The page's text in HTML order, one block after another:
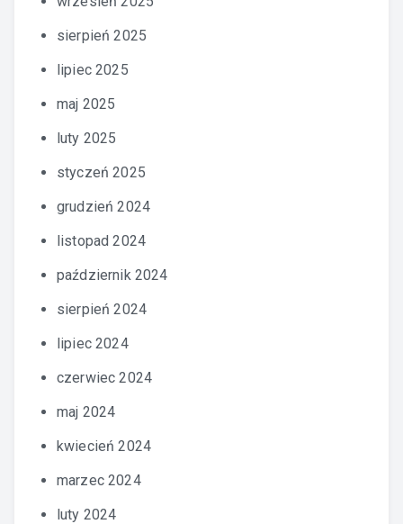
sierpień 2025
lipiec 2025
maj 2025
luty 2025
styczeń 2025
grudzień 2024
listopad 2024
październik 2024
sierpień 2024
lipiec 2024
czerwiec 2024
maj 2024
kwiecień 2024
marzec 2024
luty 2024